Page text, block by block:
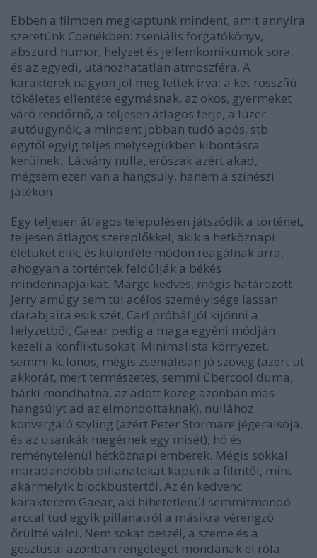
Ebben a filmben megkaptunk mindent, amit annyira
szeretünk Coenékben: zseniális forgatókönyv,
abszurd humor, helyzet és jellemkomikumok sora,
és az egyedi, utánozhatatlan atmoszféra. A
karakterek nagyon jól meg lettek írva: a két rosszfiú
tökéletes ellentéte egymásnak, az okos, gyermeket
váró rendőrnő, a teljesen átlagos férje, a lúzer
autóügynök, a mindent jobban tudó após, stb.
egytől egyig teljes mélységükben kibontásra
kerülnek. Látvány nulla, erőszak azért akad,
mégsem ezen van a hangsúly, hanem a színészi
játékon.
Egy teljesen átlagos településen játszódik a történet,
teljesen átlagos szereplőkkel, akik a hétköznapi
életüket élik, és különféle módon reagálnak arra,
ahogyan a történtek feldúlják a békés
mindennapjaikat. Marge kedves, mégis határozott.
Jerry amúgy sem túl acélos személyisége lassan
darabjaira esik szét, Carl próbál jól kijönni a
helyzetből, Gaear pedig a maga egyéni módján
kezeli a konfliktusokat. Minimalista környezet,
semmi különös, mégis zseniálisan jó szöveg (azért üt
akkorát, mert természetes, semmi übercool duma,
bárki mondhatná, az adott közeg azonban más
hangsúlyt ad az elmondottaknak), nullához
konvergáló styling (azért Peter Stormare jégeralsója,
és az usankák megérnek egy misét), hó és
reménytelenül hétköznapi emberek. Mégis sokkal
maradandóbb pillanatokat kapunk a filmtől, mint
akármelyik blockbustertől. Az én kedvenc
karakterem Gaear, aki hihetetlenül semmitmondó
arccal tud egyik pillanatról a másikra vérengző
őrültté válni. Nem sokat beszél, a szeme és a
gesztusai azonban rengeteget mondanak el róla.